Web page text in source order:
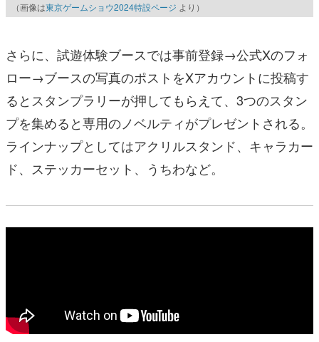
（画像は東京ゲームショウ2024特設ページ より）
さらに、試遊体験ブースでは事前登録→公式Xのフォ
ロー→ブースの写真のポストをXアカウントに投稿す
るとスタンプラリーが押してもらえて、3つのスタン
プを集めると専用のノベルティがプレゼントされる。
ラインナップとしてはアクリルスタンド、キャラカー
ド、ステッカーセット、うちわなど。